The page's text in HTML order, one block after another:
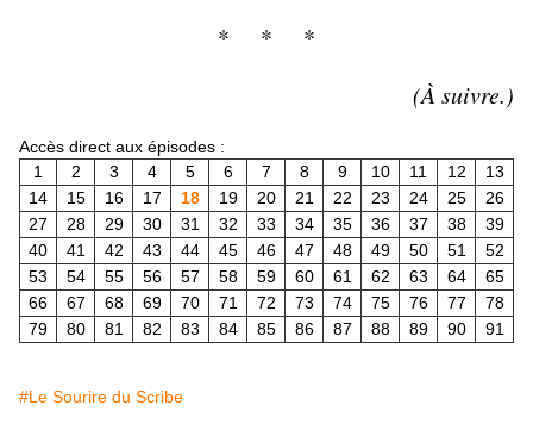
* * *
(À suivre.)
Accès direct aux épisodes :
1
2 3 4 5 6 7 8 9 10 11 12
13
14
15 16 17 18 19 20 21 22 23 24 25
26
27
28 29 30 31 32 33 34 35 36 37 38
39
40
41 42 43 44 45 46 47 48 49 50 51
52
53
54 55 56 57 58 59 60 61 62 63 64
65
66
67 68 69 70 71 72 73 74 75 76 77
78
79
80 81 82 83 84 85 86 87 88 89 90 91
#Le Sourire du Scribe